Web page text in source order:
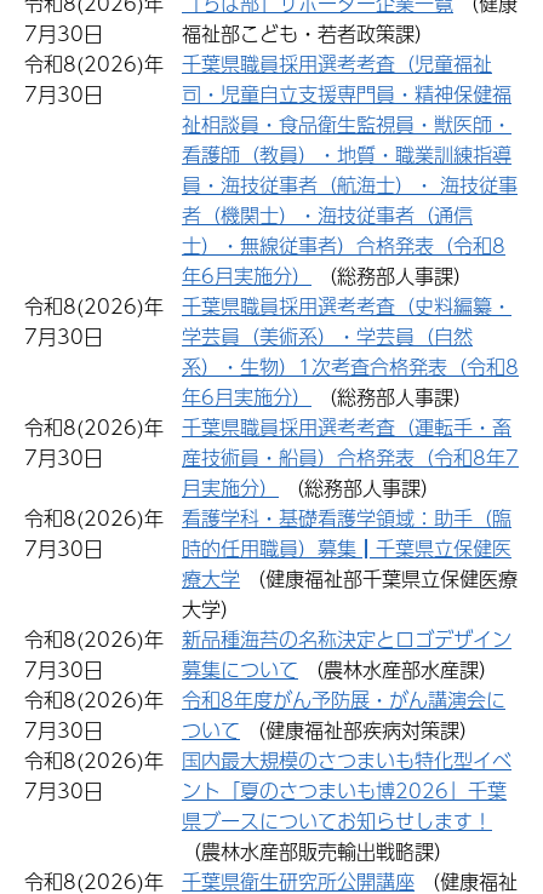
7月30日
福祉部こども・若者政策課）
令和8(2026)年
7月30日
千葉県職員採用選考考査（児童福祉
司・児童自立支援専門員・精神保健福
祉相談員・食品衛生監視員・獣医師・
看護師（教員）・地質・職業訓練指導
員・海技従事者（航海士）・ 海技従事
者（機関士）・海技従事者（通信
士）・無線従事者）合格発表（令和8
年6月実施分）
（総務部人事課）
令和8(2026)年
7月30日
千葉県職員採用選考考査（史料編纂・
学芸員（美術系）・学芸員（自然
系）・生物）1次考査合格発表（令和8
年6月実施分）
（総務部人事課）
令和8(2026)年
7月30日
千葉県職員採用選考考査（運転手・畜
産技術員・船員）合格発表（令和8年7
月実施分）
（総務部人事課）
令和8(2026)年
7月30日
看護学科・基礎看護学領域：助手（臨
時的任用職員）募集┃千葉県立保健医
療大学 （健康福祉部千葉県立保健医療
大学）
令和8(2026)年
7月30日
新品種海苔の名称決定とロゴデザイン
募集について （農林水産部水産課）
令和8(2026)年
7月30日
令和8年度がん予防展・がん講演会に
ついて （健康福祉部疾病対策課）
令和8(2026)年
7月30日
国内最大規模のさつまいも特化型イベ
ント「夏のさつまいも博2026」千葉
県ブースについてお知らせします！
（農林水産部販売輸出戦略課）
令和8(2026)年 千葉県衛生研究所公開講座 （健康福祉